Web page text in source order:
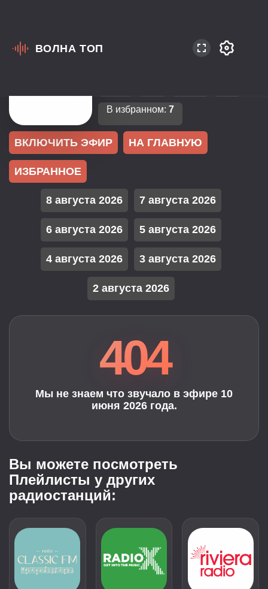
ВОЛНА ТОП
Симферополь
В избранном: 7
ВКЛЮЧИТЬ ЭФИР НА ГЛАВНУЮ
ИЗБРАННОЕ
8 августа 2026 7 августа 2026
6 августа 2026 5 августа 2026
4 августа 2026 3 августа 2026
2 августа 2026
404
Мы не знаем что звучало в эфире 10
июня 2026 года.
Вы можете посмотреть
Плейлисты у других
радиостанций: